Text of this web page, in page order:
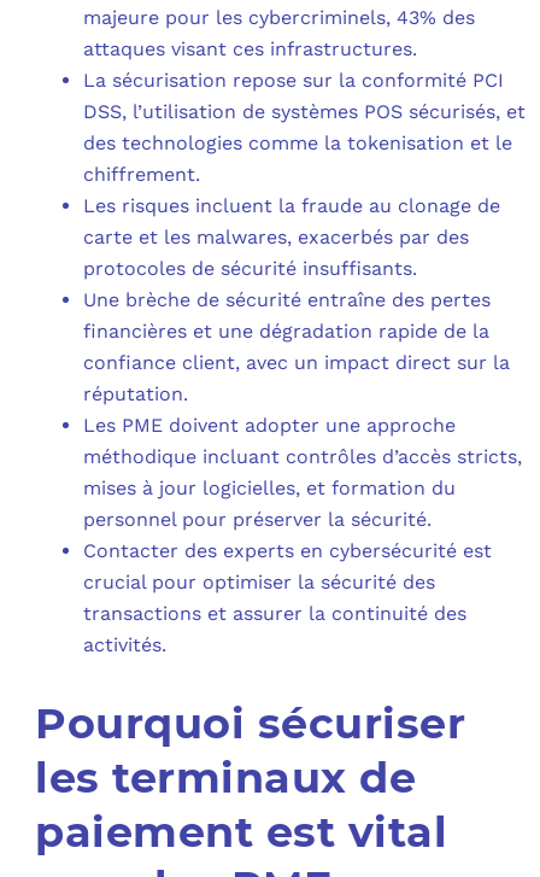
majeure pour les cybercriminels, 43% des
attaques visant ces infrastructures.
La sécurisation repose sur la conformité PCI
DSS, l’utilisation de systèmes POS sécurisés, et
des technologies comme la tokenisation et le
chiffrement.
Les risques incluent la fraude au clonage de
carte et les malwares, exacerbés par des
protocoles de sécurité insuffisants.
Une brèche de sécurité entraîne des pertes
financières et une dégradation rapide de la
confiance client, avec un impact direct sur la
réputation.
Les PME doivent adopter une approche
méthodique incluant contrôles d’accès stricts,
mises à jour logicielles, et formation du
personnel pour préserver la sécurité.
Contacter des experts en cybersécurité est
crucial pour optimiser la sécurité des
transactions et assurer la continuité des
activités.
Pourquoi sécuriser
les terminaux de
paiement est vital